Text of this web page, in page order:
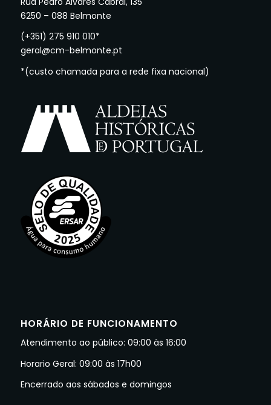
6250 – 088 Belmonte
(+351) 275 910 010*
geral@cm-belmonte.pt
*(custo chamada para a rede fixa nacional)
HORÁRIO DE FUNCIONAMENTO
Atendimento ao público: 09:00 às 16:00
Horario Geral: 09:00 às 17h00
Encerrado aos sábados e domingos